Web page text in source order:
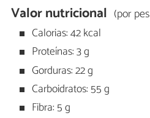
Valor nutricional (por
Calorias: 42 kcal
Proteínas: 3 g
Gorduras: 22 g
Carboidratos: 55 g
Fibra: 5 g